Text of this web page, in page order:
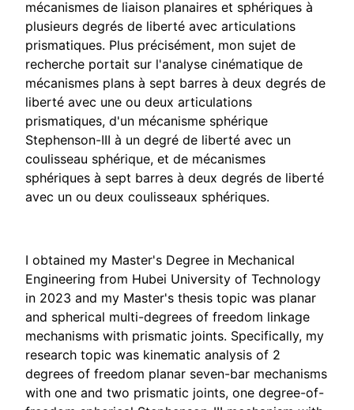
mécanismes de liaison planaires et sphériques à
plusieurs degrés de liberté avec articulations
prismatiques. Plus précisément, mon sujet de
recherche portait sur l'analyse cinématique de
mécanismes plans à sept barres à deux degrés de
liberté avec une ou deux articulations
prismatiques, d'un mécanisme sphérique
Stephenson-III à un degré de liberté avec un
coulisseau sphérique, et de mécanismes
sphériques à sept barres à deux degrés de liberté
avec un ou deux coulisseaux sphériques.
I obtained my Master's Degree in Mechanical
Engineering from Hubei University of Technology
in 2023 and my Master's thesis topic was planar
and spherical multi-degrees of freedom linkage
mechanisms with prismatic joints. Specifically, my
research topic was kinematic analysis of 2
degrees of freedom planar seven-bar mechanisms
with one and two prismatic joints, one degree-of-